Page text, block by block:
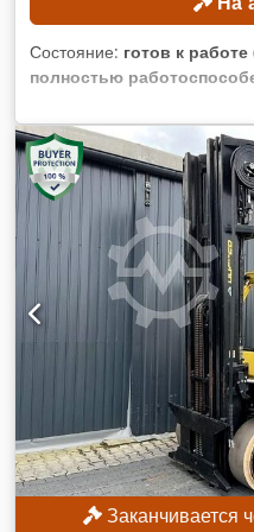
Состояние: готов к
полностью
выпуска:2000, моточасы:7
кг, высота подъема:5 000
Симплекс, строительная
цена отсутствует –
наивысшей ставке!
Dwsdpezrgcyofx Anlja
подъема: 5000 мм
мачты: Симплекс Класс
Дизель Габаритная
Боковой сдвиг
Закрытая кабина Внешний
Заканчивается